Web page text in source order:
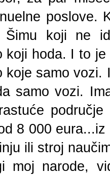
poslove.
koji ne
koji hoda. I to
koje samo
samo vozi.
8 000
ili stroj
moj narode,